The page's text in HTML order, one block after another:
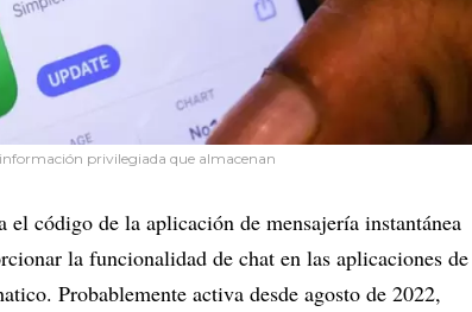
privilegiada que almacenan
código de la aplicación de mensajería instantánea
la funcionalidad de chat en las aplicaciones de
Probablemente activa desde agosto de 2022,